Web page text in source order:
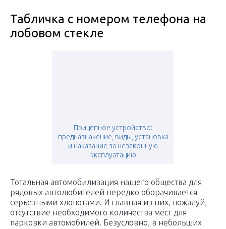
Табличка с номером телефона на
лобовом стекле
Прицепное устройство:
предназначение, виды, установка
и наказание за незаконную
эксплуатацию
Тотальная автомобилизация нашего общества для
рядовых автолюбителей нередко оборачивается
серьезными хлопотами. И главная из них, пожалуй,
отсутствие необходимого количества мест для
парковки автомобилей. Безусловно, в небольших